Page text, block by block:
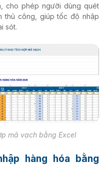
cho phép người dùng quét
thủ công, giúp tốc độ nhập
sót.
mã vạch bằng Excel
hàng hóa bằng